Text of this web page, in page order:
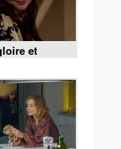
et
4 août 2026